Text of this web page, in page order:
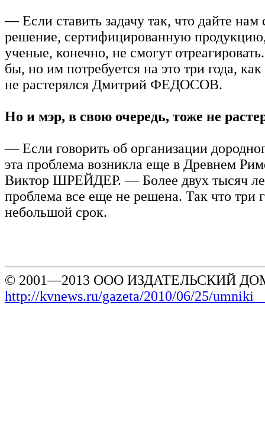
— Если ставить задачу так, что дайте нам
решение, сертифицированную
ученые, конечно, не смогут
бы, но им потребуется на это три года,
не растерялся Дмитрий ФЕДОСОВ.
Но и мэр, в свою очередь, тоже не
— Если говорить об организации
эта проблема возникла еще в Древнем
Виктор ШРЕЙДЕР. — Более двух тысяч
проблема все еще не решена. Так что три
небольшой срок.
© 2001—2013 ООО ИЗДАТЕЛЬСКИЙ
http://kvnews.ru/gazeta/2010/06/25/